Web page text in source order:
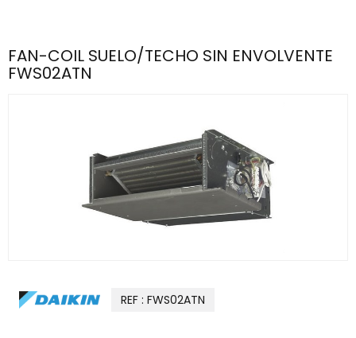
FAN-COIL SUELO/TECHO SIN ENVOLVENTE
FWS02ATN
REF : FWS02ATN